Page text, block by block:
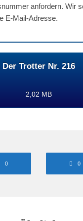
anfordern. Wir
E-Mail-Adresse.
Der Trotter Nr. 216
2,02 MB
0 0